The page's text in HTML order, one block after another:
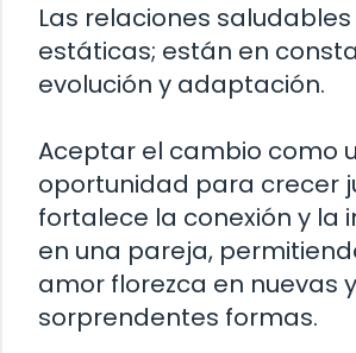
Las relaciones
estáticas; están en
evolución y adaptación.
Aceptar el cambio como
oportunidad para crecer
fortalece la conexión y la
en una pareja,
amor florezca en nuevas y
sorprendentes formas.